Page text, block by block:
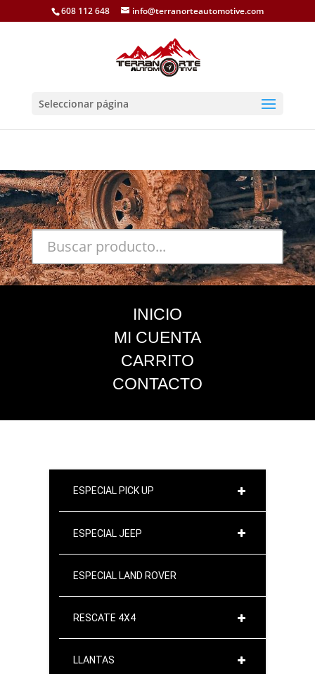
608 112 648 info@terranorteautomotive.com
Seleccionar página
INICIO
MI CUENTA
CARRITO
CONTACTO
ESPECIAL PICK UP
ESPECIAL JEEP
ESPECIAL LAND ROVER
RESCATE 4X4
LLANTAS